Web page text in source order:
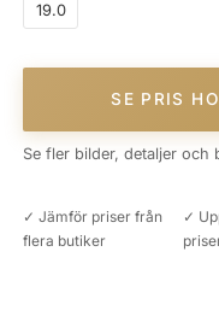
19.0
SE PRIS
Se fler bilder, detaljer och
✓ Jämför priser från
flera butiker
✓